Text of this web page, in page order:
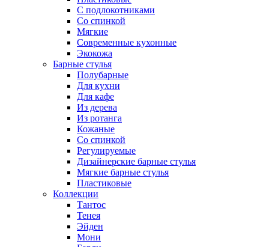
С подлокотниками
Со спинкой
Мягкие
Современные кухонные
Экокожа
Барные стулья
Полубарные
Для кухни
Для кафе
Из дерева
Из ротанга
Кожаные
Со спинкой
Регулируемые
Дизайнерские барные стулья
Мягкие барные стулья
Пластиковые
Коллекции
Тантос
Тенея
Эйден
Мони